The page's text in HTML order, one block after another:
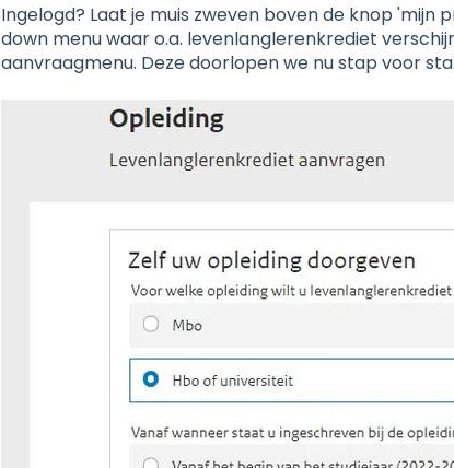
Ingelogd? Laat je muis zweven boven de knop 'mijn
down menu waar o.a. levenlanglerenkrediet
aanvraagmenu. Deze doorlopen we nu stap voor